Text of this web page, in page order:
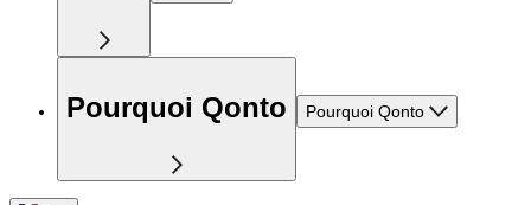
Pourquoi Qonto Pourquoi Qonto